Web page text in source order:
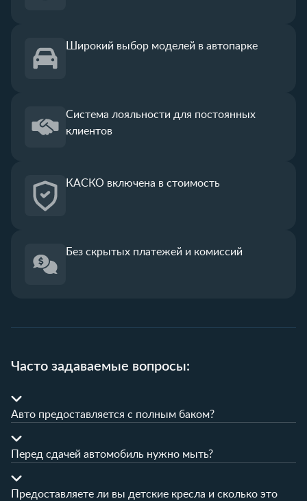
Широкий выбор моделей в автопарке
Система лояльности для постоянных
клиентов
КАСКО включена в стоимость
Без скрытых платежей и комиссий
Часто задаваемые вопросы:
Авто предоставляется с полным баком?
Перед сдачей автомобиль нужно мыть?
Предоставляете ли вы детские кресла и сколько это